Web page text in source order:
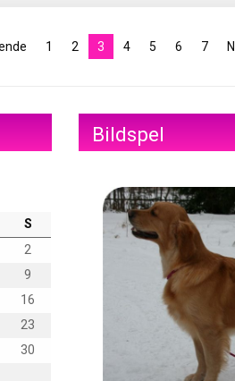
1 2 3 4 5 6 7
S
2
9
16
23
30
Bildspel